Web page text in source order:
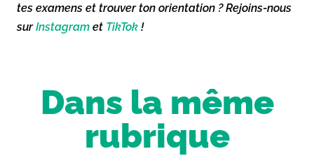
tes examens et trouver ton orientation ? Rejoins-nous
surInstagram et TikTok !
Dans la même
rubrique